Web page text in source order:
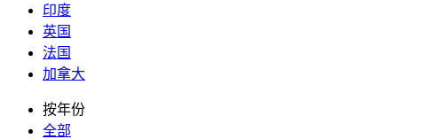
印度
英国
法国
加拿大
按年份
全部